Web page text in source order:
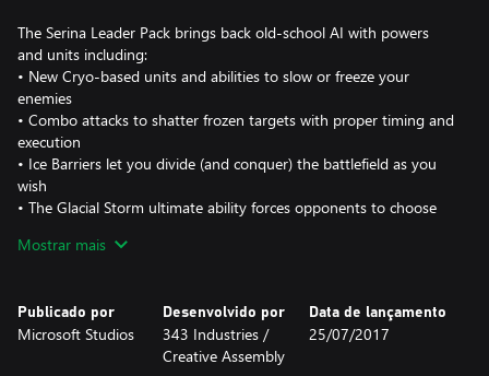
The Serina Leader Pack brings back old-school AI with powers
and units including:
• New Cryo-based units and abilities to slow or freeze your
enemies
• Combo attacks to shatter frozen targets with proper timing and
execution
• Ice Barriers let you divide (and conquer) the battlefield as you
wish
• The Glacial Storm ultimate ability forces opponents to choose
Mostrar mais
Publicado por
Microsoft Studios
Desenvolvido por
343 Industries /
Creative Assembly
Data de lançamento
25/07/2017